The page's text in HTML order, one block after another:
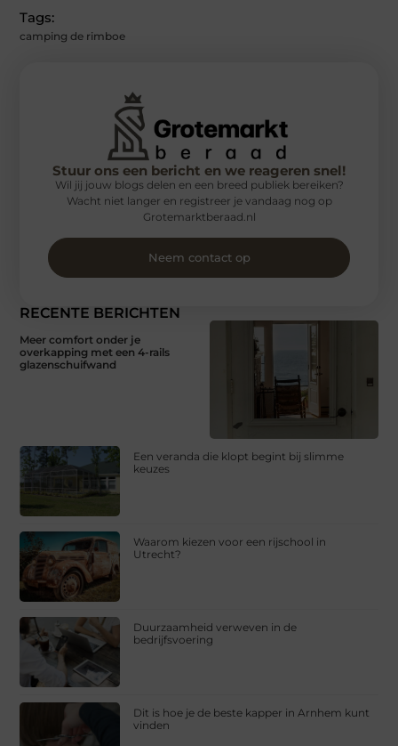
Tags:
camping de rimboe
RECENTE BERICHTEN
Meer comfort onder je
overkapping met een 4-rails
glazenschuifwand
Een veranda die klopt begint bij slimme
keuzes
Waarom kiezen voor een rijschool in
Utrecht?
Duurzaamheid verweven in de
bedrijfsvoering
Dit is hoe je de beste kapper in Arnhem kunt
vinden
Stuur ons een bericht en we reageren snel!
Wil jij jouw blogs delen en een breed publiek bereiken?
Wacht niet langer en registreer je vandaag nog op
Grotemarktberaad.nl
Neem contact op